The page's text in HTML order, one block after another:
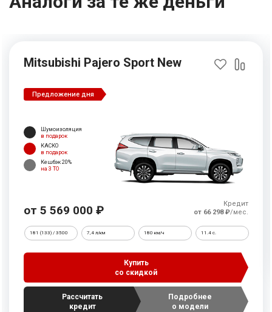
Mitsubishi Pajero Sport New
Предложение дня
Шумоизоляция
в подарок
КАСКО
в подарок
Кешбэк 20%
на 3 ТО
от 5 569 000 ₽
Кредит
от 66 298 ₽/мес.
181 (133) / 3500 7,4 л/км 180 км/ч 11.4 c.
Купить
со скидкой
Рассчитать
кредит
Подробнее
о модели